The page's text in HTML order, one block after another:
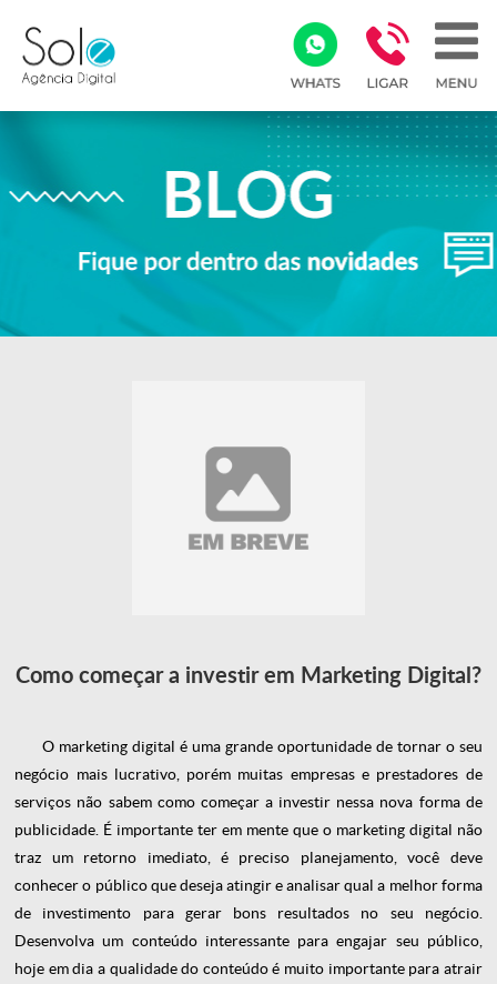
Como começar a investir em Marketing Digital?
O marketing digital é uma grande oportunidade de tornar o seu
negócio mais lucrativo, porém muitas empresas e prestadores de
serviços não sabem como começar a investir nessa nova forma de
publicidade. É importante ter em mente que o marketing digital não
traz um retorno imediato, é preciso planejamento, você deve
conhecer o público que deseja atingir e analisar qual a melhor forma
de investimento para gerar bons resultados no seu negócio.
Desenvolva um conteúdo interessante para engajar seu público,
hoje em dia a qualidade do conteúdo é muito importante para atrair